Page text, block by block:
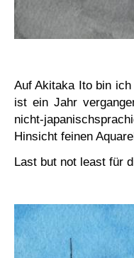
Auf Akitaka Ito bin
ist ein Jahr
nicht-
Hinsicht feinen
Last but not least für